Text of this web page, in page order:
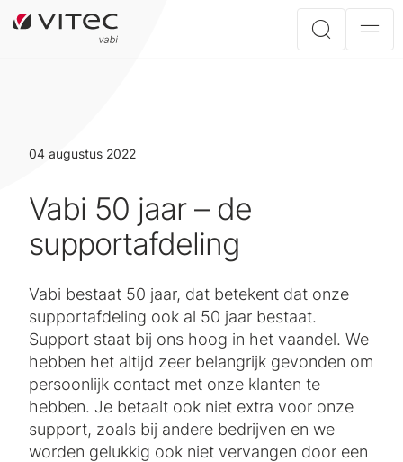
04 augustus 2022
Vabi 50 jaar – de
supportafdeling
Vabi bestaat 50 jaar, dat betekent dat onze
supportafdeling ook al 50 jaar bestaat.
Support staat bij ons hoog in het vaandel. We
hebben het altijd zeer belangrijk gevonden om
persoonlijk contact met onze klanten te
hebben. Je betaalt ook niet extra voor onze
support, zoals bij andere bedrijven en we
worden gelukkig ook niet vervangen door een